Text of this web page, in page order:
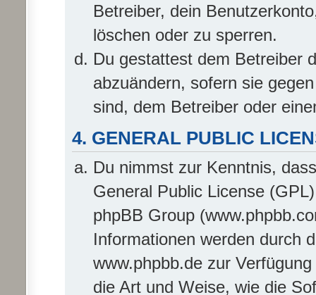
Betreiber, dein
löschen oder zu sperren.
Du gestattest dem Betreiber
abzuändern, sofern sie
sind, dem Betreiber oder
4. GENERAL PUBLIC
Du nimmst zur Kenntnis,
General Public License
phpBB Group
Informationen werden durch
www.phpbb.de zur
die Art und Weise, wie die